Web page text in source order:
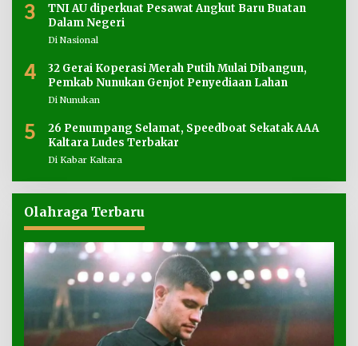
3
TNI AU diperkuat Pesawat Angkut Baru Buatan
Dalam Negeri
Di Nasional
4
32 Gerai Koperasi Merah Putih Mulai Dibangun,
Pemkab Nunukan Genjot Penyediaan Lahan
Di Nunukan
5
26 Penumpang Selamat, Speedboat Sekatak AAA
Kaltara Ludes Terbakar
Di Kabar Kaltara
Olahraga Terbaru